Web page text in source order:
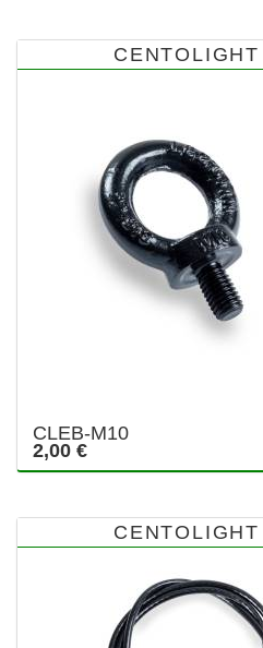
CENTOLIGHT
CLEB-M10
2,00 €
CENTOLIGHT